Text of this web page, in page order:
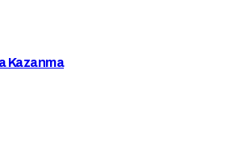
Kazanma